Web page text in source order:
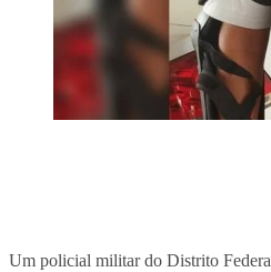
Um policial militar do Distrito